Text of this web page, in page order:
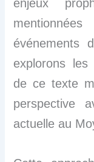
enjeux
événements
explorons les
de ce texte
perspective
actuelle au